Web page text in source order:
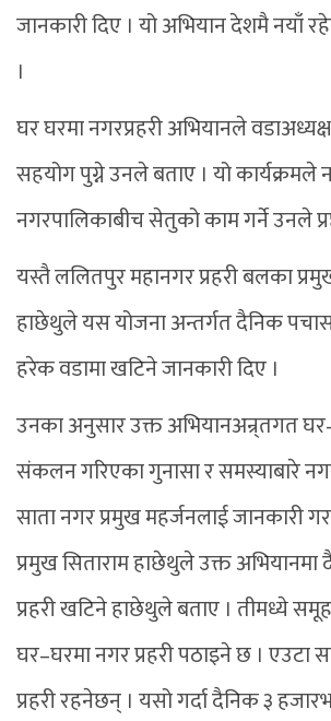
जानकारी दिए । यो अभियान देशमै नयाँ
।
घर घरमा नगरप्रहरी अभियानले
सहयोग पुग्ने उनले बताए । यो कार्यक्रमले
नगरपालिकाबीच सेतुको काम गर्ने उनले
यस्तै ललितपुर महानगर प्रहरी बलका
हाछेथुले यस योजना अन्तर्गत दैनिक पचास
हरेक वडामा खटिने जानकारी दिए ।
उनका अनुसार उक्त अभियानअन्र्तगत
संकलन गरिएका गुनासा र समस्याबारे
साता नगर प्रमुख महर्जनलाई जानकारी
प्रमुख सिताराम हाछेथुले उक्त
प्रहरी खटिने हाछेथुले बताए । तीमध्ये
घर–घरमा नगर प्रहरी पठाइने छ । एउटा
प्रहरी रहनेछन् । यसो गर्दा दैनिक ३